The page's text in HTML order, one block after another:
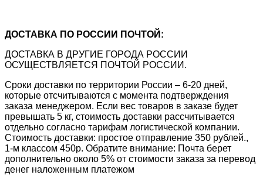
ДОСТАВКА ПО РОССИИ ПОЧТОЙ:
ДОСТАВКА В ДРУГИЕ ГОРОДА РОССИИ
ОСУЩЕСТВЛЯЕТСЯ ПОЧТОЙ РОССИИ.
Сроки доставки по территории России – 6-20 дней,
которые отсчитываются с момента подтверждения
заказа менеджером. Если вес товаров в заказе будет
превышать 5 кг, стоимость доставки рассчитывается
отдельно согласно тарифам логистической компании.
Стоимость доставки: простое отправление 350 рублей.,
1-м классом 450р. Обратите внимание: Почта берет
дополнительно около 5% от стоимости заказа за перевод
денег наложенным платежом